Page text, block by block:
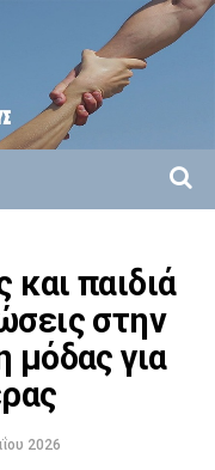
παιδιά
στην
μόδας για
2026